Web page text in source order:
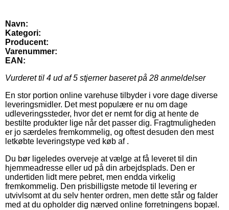
Navn:
Kategori:
Producent:
Varenummer:
EAN:
Vurderet til 4 ud af 5 stjerner baseret på 28 anmeldelser
En stor portion online varehuse tilbyder i vore dage diverse
leveringsmidler. Det mest populære er nu om dage
udleveringssteder, hvor det er nemt for dig at hente de
bestilte produkter lige når det passer dig. Fragtmuligheden
er jo særdeles fremkommelig, og oftest desuden den mest
letkøbte leveringstype ved køb af .
Du bør ligeledes overveje at vælge at få leveret til din
hjemmeadresse eller ud på din arbejdsplads. Den er
undertiden lidt mere pebret, men endda virkelig
fremkommelig. Den prisbilligste metode til levering er
utvivlsomt at du selv henter ordren, men dette står og falder
med at du opholder dig nærved online forretningens bopæl.